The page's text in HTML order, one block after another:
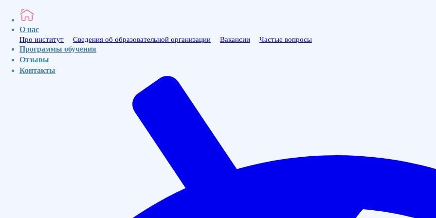
О нас
Про институт Сведения об образовательной организации Вакансии Частые вопросы
Программы обучения
Отзывы
Контакты
МедИнвест
Ваше имя
Ваш номер телефона для связи
Отправить